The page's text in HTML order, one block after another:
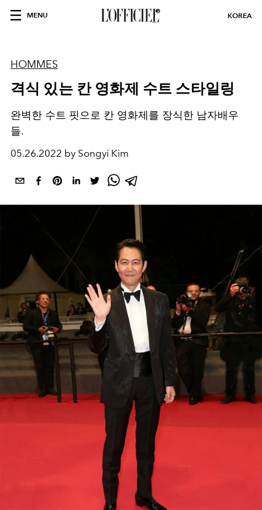
MENU KOREA
HOMMES
격식 있는 칸 영화제 수트 스타일링
완벽한 수트 핏으로 칸 영화제를 장식한 남자배우
들.
05.26.2022 by Songyi Kim